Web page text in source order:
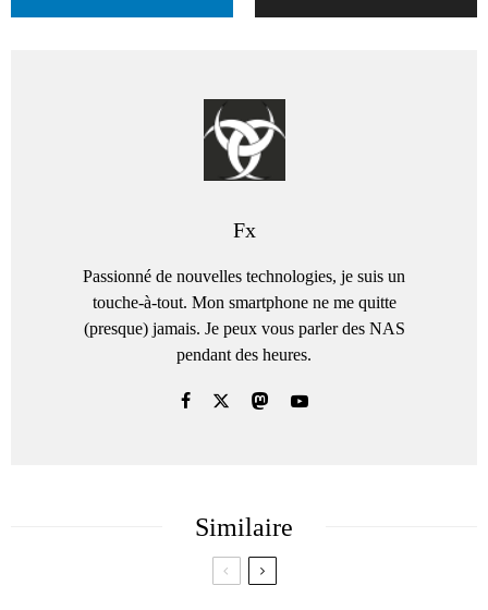
Fx
Passionné de nouvelles technologies, je suis un
touche-à-tout. Mon smartphone ne me quitte
(presque) jamais. Je peux vous parler des NAS
pendant des heures.
Similaire